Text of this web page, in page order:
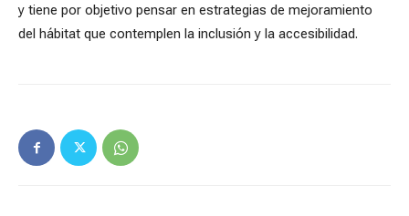
y tiene por objetivo pensar en estrategias de mejoramiento
del hábitat que contemplen la inclusión y la accesibilidad.